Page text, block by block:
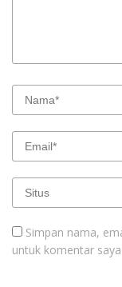
Simpan nama,
untuk komentar